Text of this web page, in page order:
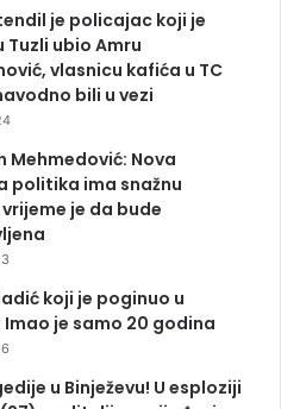
je policajac koji je
Tuzli ubio Amru
vlasnicu kafića u TC
bili u vezi
Mehmedović: Nova
politika ima snažnu
je da bude
koji je poginuo u
Imao je samo 20 godina
u Binježevu! U esploziji